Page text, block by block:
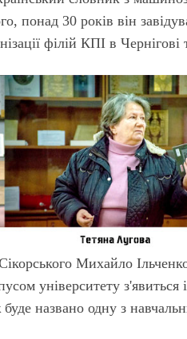
понад 30 років він
філій КПІ в
Михайло
університету
буде названо одну з